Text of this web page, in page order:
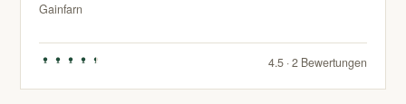
Gainfarn
4.5 · 2 Bewertungen